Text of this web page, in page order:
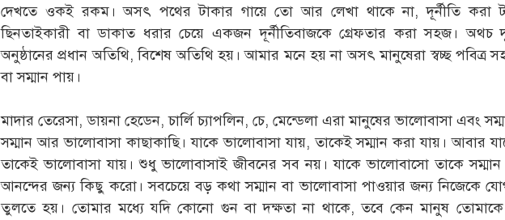
দেখতে ওকই রকম। অসৎ পথের টাকার গায়ে তো আর লেখা থাকে না, দূর্নীতি করা
ছিনতাইকারী বা ডাকাত ধরার চেয়ে একজন দূর্নীতিবাজকে গ্রেফতার করা সহজ। অথচ
অনুষ্ঠানের প্রধান অতিথি, বিশেষ অতিথি হয়। আমার মনে হয় না অসৎ মানুষেরা স্বচ্ছ পবিত্র
বা সম্মান পায়।
মাদার তেরেসা, ডায়না হেডেন, চার্লি চ্যাপলিন, চে, মেন্ডেলা এরা মানুষের ভালোবাসা এবং
সম্মান আর ভালোবাসা কাছাকাছি। যাকে ভালোবাসা যায়, তাকেই সম্মান করা যায়। আবার
তাকেই ভালোবাসা যায়। শুধু ভালোবাসাই জীবনের সব নয়। যাকে ভালোবাসো তাকে
আনন্দের জন্য কিছু করো। সবচেয়ে বড় কথা সম্মান বা ভালোবাসা পাওয়ার জন্য নিজেকে
তুলতে হয়। তোমার মধ্যে যদি কোনো গুন বা দক্ষতা না থাকে, তবে কেন মানুষ তোমাকে